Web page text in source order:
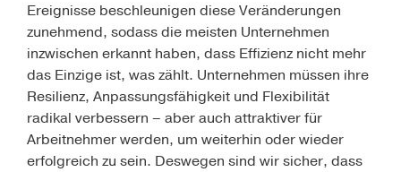
Ereignisse beschleunigen diese Veränderungen
zunehmend, sodass die meisten Unternehmen
inzwischen erkannt haben, dass Effizienz nicht mehr
das Einzige ist, was zählt. Unternehmen müssen ihre
Resilienz, Anpassungsfähigkeit und Flexibilität
radikal verbessern – aber auch attraktiver für
Arbeitnehmer werden, um weiterhin oder wieder
erfolgreich zu sein. Deswegen sind wir sicher, dass